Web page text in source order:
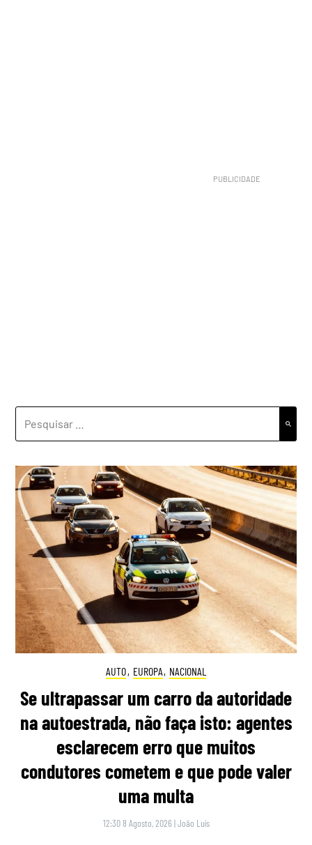
AUTO, EUROPA, NACIONAL
Se ultrapassar um carro da autoridade
na autoestrada, não faça isto: agentes
esclarecem erro que muitos
condutores cometem e que pode valer
uma multa
12:30 8 Agosto, 2026 |João Luís